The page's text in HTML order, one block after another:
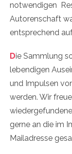
notwendigen
Autorenschaft
entsprechend
Die Sammlung
lebendigen
und Impulsen
werden. Wir
gerne an die im
Mailadresse